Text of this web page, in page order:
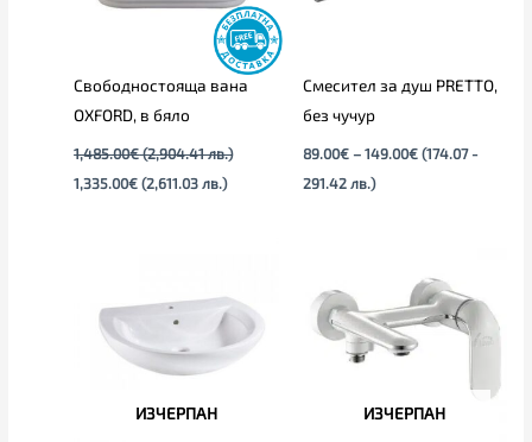
Свободностояща вана
OXFORD, в бяло
1,485.00€ (2,904.41 лв.)
1,335.00€ (2,611.03 лв.)
Смесител за душ PRETTO,
без чучур
89.00€ – 149.00€ (174.07 -
291.42 лв.)
ИЗЧЕРПАН ИЗЧЕРПАН